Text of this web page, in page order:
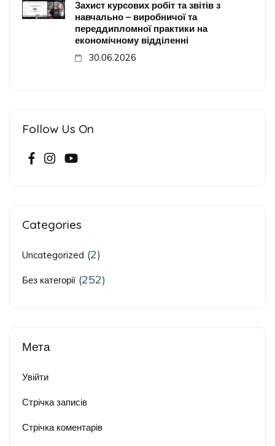
Захист курсових робіт та звітів з
навчально – виробничої та
переддипломної практики на
економічному відділенні
30.06.2026
Follow Us On
Categories
Uncategorized (2)
Без категорії (252)
Мета
Увійти
Стрічка записів
Стрічка коментарів